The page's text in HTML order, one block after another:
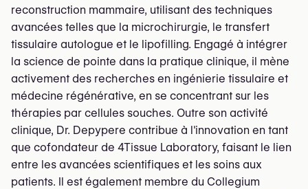
reconstruction mammaire, utilisant des techniques
avancées telles que la microchirurgie, le transfert
tissulaire autologue et le lipofilling. Engagé à intégrer
la science de pointe dans la pratique clinique, il mène
activement des recherches en ingénierie tissulaire et
médecine régénérative, en se concentrant sur les
thérapies par cellules souches. Outre son activité
clinique, Dr. Depypere contribue à l'innovation en tant
que cofondateur de 4Tissue Laboratory, faisant le lien
entre les avancées scientifiques et les soins aux
patients. Il est également membre du Collegium